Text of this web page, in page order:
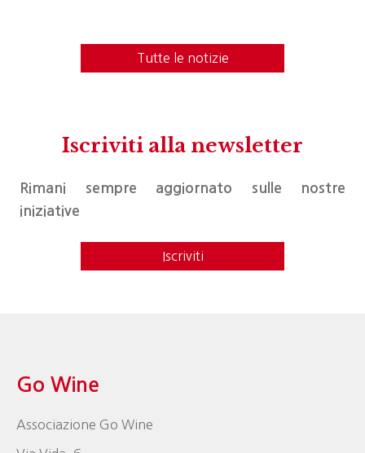
Tutte le notizie
Iscriviti alla newsletter
Rimani sempre aggiornato sulle nostre
iniziative
Iscriviti
Go Wine
Associazione Go Wine